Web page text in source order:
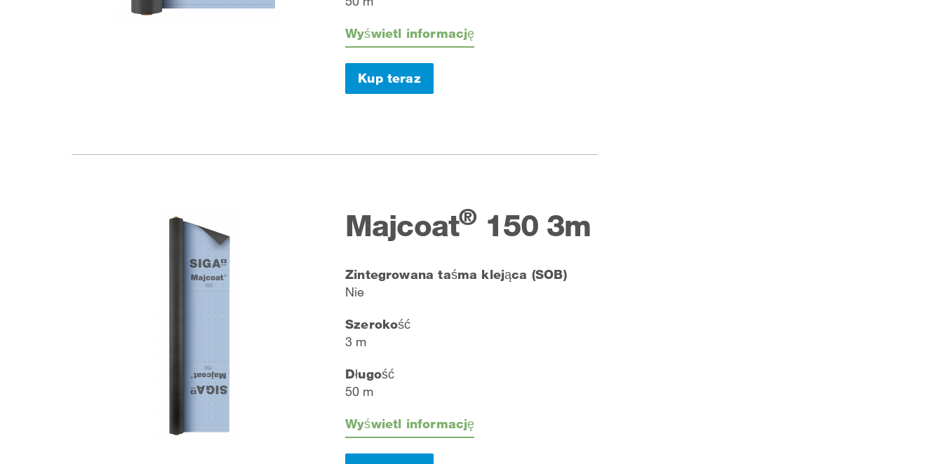
Wyświetl informację
Kup teraz
Majcoat® 150 3m
Zintegrowana taśma klejąca (SOB)
Nie
Szerokość
3 m
Długość
50 m
Wyświetl informację